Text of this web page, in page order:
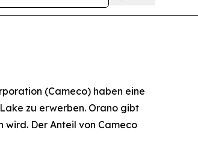
(Cameco) haben eine
zu erwerben. Orano gibt
wird. Der Anteil von Cameco